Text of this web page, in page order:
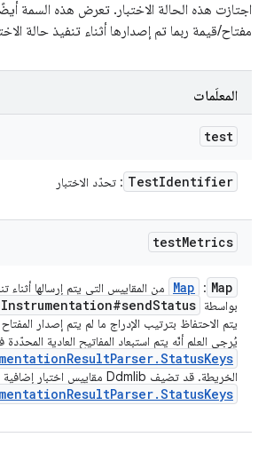
اجتازت هذه الحالة الاختبار. تعرض هذه السمة
مفتاح/قيمة ربما تم إصدارها أثناء تنفيذ حالة
المعلَمات
test
TestIdentifier : تحدّد الاختبار
testMetrics
Map
:
Map
من المقاييس التي يتم إرسالها أثناء
بواسطة
Instrumentation#sendStatus
يتم الاحتفاظ بترتيب الإدراج ما لم يتم إصدار
يُرجى العلم أنّه يتم استبعاد المفاتيح العادية المحدّدة
ResultParser.StatusKeys
الخريطة. قد تضيف Ddmlib مقاييس اختبار إضافية محدّدة في
ResultParser.StatusKeys